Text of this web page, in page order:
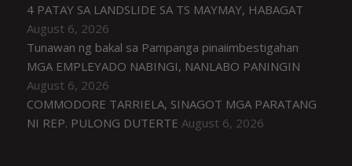
4 PATAY SA LANDSLIDE SA TS MAYMAY, HABAGAT
August 6, 2026
Tunawan ng bakal sa Pampanga pinaiimbestigahan
MGA EMPLEYADO NABINGI, NANLABO PANINGIN
August 6, 2026
COMMODORE TARRIELA, SINAGOT MGA PARATANG
NI REP. PULONG DUTERTE August 6, 2026